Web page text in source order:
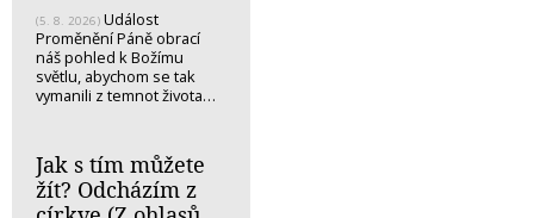
(5. 8. 2026) Událost
Proměnění Páně obrací
náš pohled k Božímu
světlu, abychom se tak
vymanili z temnot života…
Jak s tím můžete
žít? Odcházím z